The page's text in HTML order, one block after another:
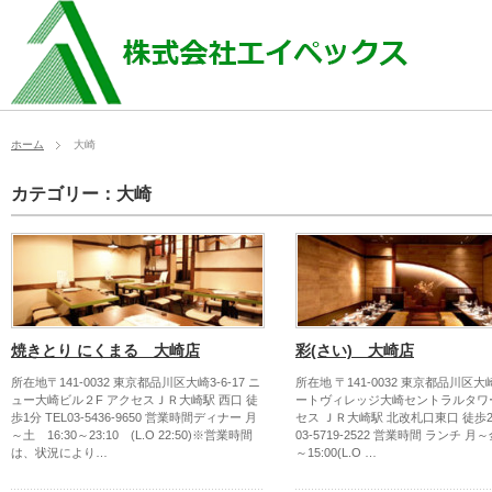
ホーム 大崎
カテゴリー：大崎
焼きとり にくまる 大崎店
所在地〒141-0032 東京都品川区大崎3-6-17 ニ
ュー大崎ビル２F アクセスＪＲ大崎駅 西口 徒
歩1分 TEL03-5436-9650 営業時間ディナー 月
～土 16:30～23:10 (L.O 22:50)※営業時間
は、状況により…
彩(さい) 大崎店
所在地 〒141-0032 東京都品川区大
ートヴィレッジ大崎セントラルタワ
セス ＪＲ大崎駅 北改札口東口 徒歩
03-5719-2522 営業時間 ランチ 月
～15:00(L.O …